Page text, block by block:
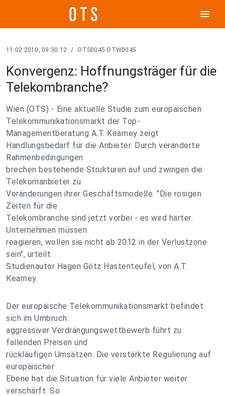
menu
11.02.2010, 09:30:12 / OTS0045 OTW0045
Konvergenz: Hoffnungsträger für die
Telekombranche?
Wien (OTS) - Eine aktuelle Studie zum europäischen
Telekommunikationsmarkt der Top-
Managementberatung A.T. Kearney zeigt
Handlungsbedarf für die Anbieter. Durch veränderte
Rahmenbedingungen
brechen bestehende Strukturen auf und zwingen die
Telekomanbieter zu
Veränderungen ihrer Geschäftsmodelle. "Die rosigen
Zeiten für die
Telekombranche sind jetzt vorbei - es wird härter.
Unternehmen müssen
reagieren, wollen sie nicht ab 2012 in der Verlustzone
sein", urteilt
Studienautor Hagen Götz Hastenteufel, von A.T.
Kearney.
Der europäische Telekommunikationsmarkt befindet
sich im Umbruch:
aggressiver Verdrängungswettbewerb führt zu
fallenden Preisen und
rückläufigen Umsätzen. Die verstärkte Regulierung auf
europäischer
Ebene hat die Situation für viele Anbieter weiter
verschärft: So